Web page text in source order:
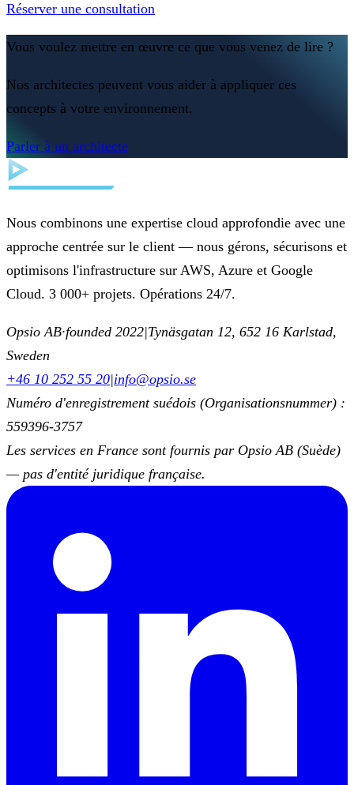
Réserver une consultation
Vous voulez mettre en œuvre ce que vous venez de lire ?
Nos architectes peuvent vous aider à appliquer ces
concepts à votre environnement.
Parler à un architecte
Nous combinons une expertise cloud approfondie avec une
approche centrée sur le client — nous gérons, sécurisons et
optimisons l'infrastructure sur AWS, Azure et Google
Cloud. 3 000+ projets. Opérations 24/7.
Opsio AB·founded 2022|Tynäsgatan 12, 652 16 Karlstad,
Sweden
+46 10 252 55 20|info@opsio.se
Numéro d'enregistrement suédois (Organisationsnummer) :
559396-3757
Les services en France sont fournis par Opsio AB (Suède)
— pas d'entité juridique française.